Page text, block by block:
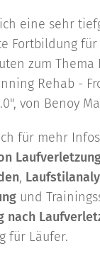
eine sehr
Fortbildung für
zum Thema
Rehab -
von Benoy
für mehr
,
und
nach
für Läufer.